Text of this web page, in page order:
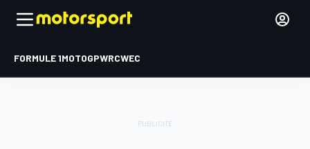
FORMULE 1MOTOGPWRCWEC